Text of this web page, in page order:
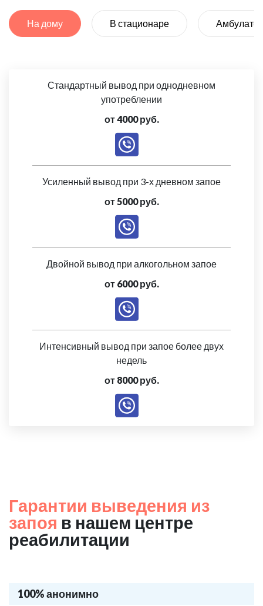
На дому В стационаре
Стандартный вывод при однодневном
употреблении
от 4000 руб.
Усиленный вывод при 3-х дневном запое
от 5000 руб.
Двойной вывод при алкогольном запое
от 6000 руб.
Интенсивный вывод при запое более двух
недель
от 8000 руб.
Гарантии выведения из
запоя в нашем центре
реабилитации
100% анонимно